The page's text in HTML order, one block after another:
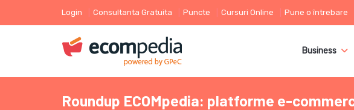
Login Consultanta Gratuita Puncte Cursuri Online Pune o întrebare
Business
Roundup ECOMpedia: platforme e-